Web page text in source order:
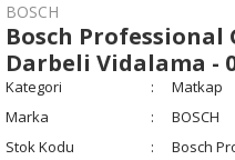
BOSCH
Bosch Professional
Darbeli Vidalama -
Kategori
Matkap
Marka
BOSCH
Stok Kodu
Bosch